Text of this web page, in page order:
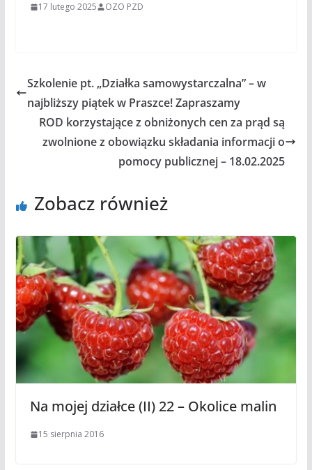
17 lutego 2025 OZO PZD
Szkolenie pt. „Działka samowystarczalna” – w
najbliższy piątek w Praszce! Zapraszamy
ROD korzystające z obniżonych cen za prąd są
zwolnione z obowiązku składania informacji o
pomocy publicznej – 18.02.2025
Zobacz również
Na mojej działce (II) 22 – Okolice malin
15 sierpnia 2016